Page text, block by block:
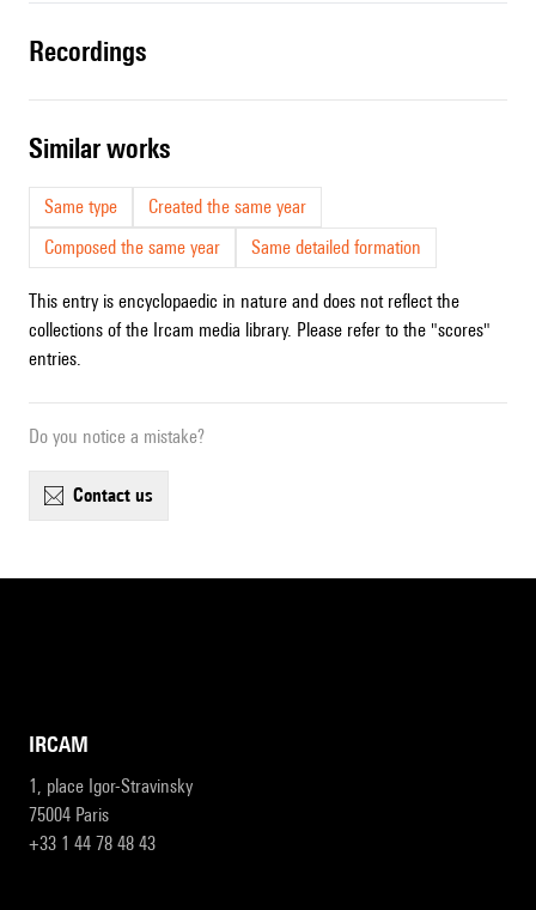
recordings
similar works
Same type
Created the same year
Composed the same year
Same detailed formation
This entry is encyclopaedic in nature and does not reflect the
collections of the Ircam media library. Please refer to the "scores"
entries.
Do you notice a mistake?
contact us
IRCAM
1, place Igor-Stravinsky
75004 Paris
+33 1 44 78 48 43